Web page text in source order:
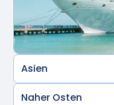
Asien
Naher Osten